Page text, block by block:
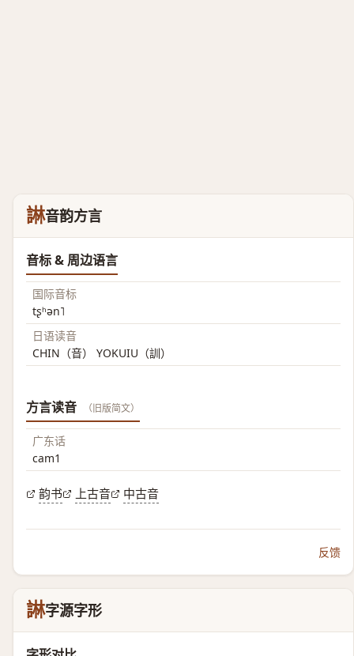
諃音韵方言
音标 & 周边语言
国际音标
tʂʰən˥
日语读音
CHIN（音） YOKUIU（訓）
方言读音 （旧版简文）
广东话
cam1
韵书 上古音 中古音
反馈
諃字源字形